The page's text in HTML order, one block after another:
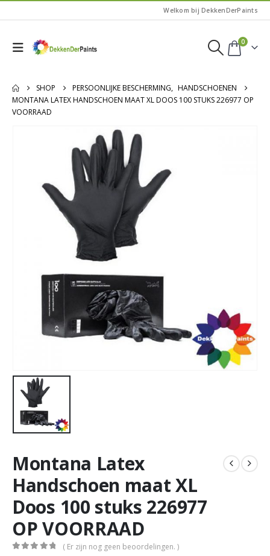
Welkom bij DekkenDerPaints
0
SHOP PERSOONLIJKE BESCHERMING, HANDSCHOENEN
MONTANA LATEX HANDSCHOEN MAAT XL DOOS 100 STUKS 226977 OP
VOORRAAD
Montana Latex
Handschoen maat XL
Doos 100 stuks 226977
OP VOORRAAD
( Er zijn nog geen beoordelingen. )